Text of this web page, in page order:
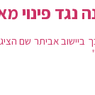
נגד פינוי
ביישוב אביתר שם